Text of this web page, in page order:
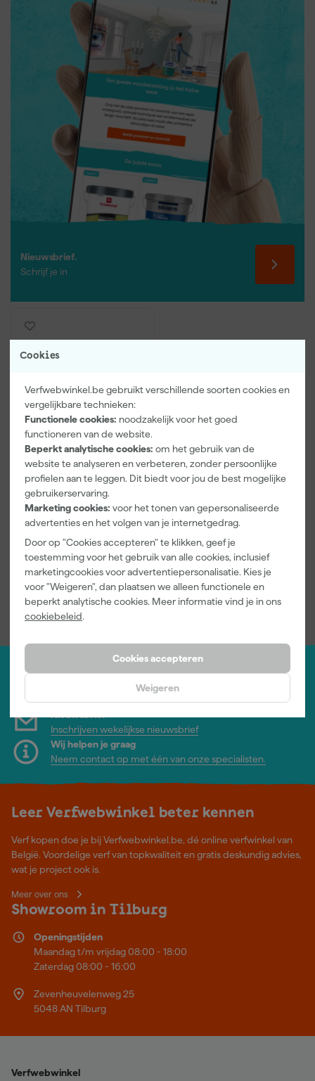
Cookies
Verfwebwinkel.be gebruikt verschillende soorten cookies en
vergelijkbare technieken:
Functionele cookies: noodzakelijk voor het goed
functioneren van de website.
Beperkt analytische cookies: om het gebruik van de
website te analyseren en verbeteren, zonder persoonlijke
profielen aan te leggen. Dit biedt voor jou de best mogelijke
gebruikerservaring.
Marketing cookies: voor het tonen van gepersonaliseerde
advertenties en het volgen van je internetgedrag.
Door op "Cookies accepteren" te klikken, geef je
toestemming voor het gebruik van alle cookies, inclusief
marketingcookies voor advertentiepersonalisatie. Kies je
voor "Weigeren", dan plaatsen we alleen functionele en
beperkt analytische cookies. Meer informatie vind je in ons
cookiebeleid.
Cookies accepteren
Weigeren
Nieuwsbrief.
Schrijf je in
Sikkens Cetol BL Décor
43,78
incl. BTW
Vergelijk
Log-in en beheer je bestellingen en gegevens
Inschrijven wekelijkse nieuwsbrief
Wij helpen je graag
Neem contact op met één van onze specialisten.
Leer Verfwebwinkel beter kennen
Verf kopen doe je bij Verfwebwinkel.be, dé online verfwinkel van
België. Voordelige verf van topkwaliteit en gratis deskundig advies,
wat je project ook is.
Meer over ons
Showroom in Tilburg
Openingstijden
Maandag t/m vrijdag 08:00 - 18:00
Zaterdag 08:00 - 16:00
Zevenheuvelenweg 25
5048 AN Tilburg
Verfwebwinkel